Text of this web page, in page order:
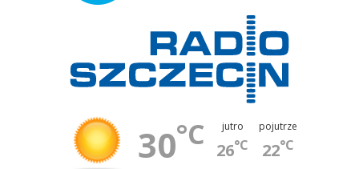
30°C jutro
26°C
pojutrze
22°C